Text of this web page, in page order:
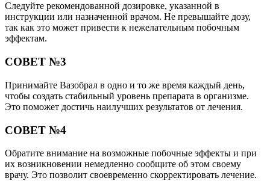
Следуйте рекомендованной дозировке, указанной в
инструкции или назначенной врачом. Не превышайте дозу,
так как это может привести к нежелательным побочным
эффектам.
СОВЕТ №3
Принимайте Вазобрал в одно и то же время каждый день,
чтобы создать стабильный уровень препарата в организме.
Это поможет достичь наилучших результатов от лечения.
СОВЕТ №4
Обратите внимание на возможные побочные эффекты и при
их возникновении немедленно сообщите об этом своему
врачу. Это позволит своевременно скорректировать лечение.